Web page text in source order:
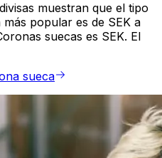
muestran que el tipo
popular es de SEK a
suecas es SEK. El
sueca